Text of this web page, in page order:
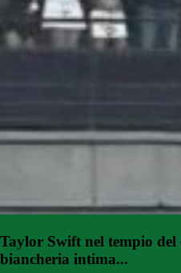
Taylor Swift nel tempio del
biancheria intima...